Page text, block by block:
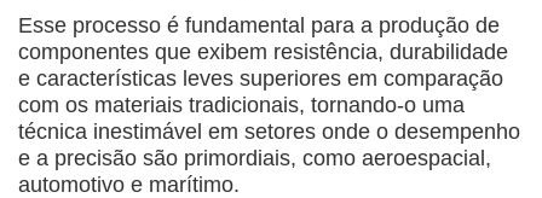
Esse processo é fundamental para a produção de
componentes que exibem resistência, durabilidade
e características leves superiores em comparação
com os materiais tradicionais, tornando-o uma
técnica inestimável em setores onde o desempenho
e a precisão são primordiais, como aeroespacial,
automotivo e marítimo.